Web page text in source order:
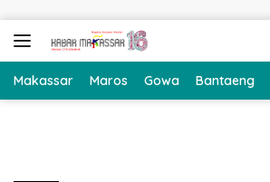
Makassar Maros Gowa Bantaeng